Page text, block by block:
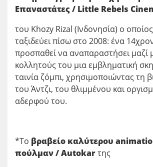
Επαναστάτες / Little Rebels
του Khozy Rizal (Ινδονησία) ο
ταξιδεύει πίσω στο 2008: ένα
προσπαθεί να αναπαραστήσει μαζί
κολλητούς του μια εμβληματική
ταινία ζόμπι, χρησιμοποιώντας τη
του Άντζι, του θλιμμένου και
αδερφού του.
*Το βραβείο καλύτερου
πούλμαν/ Autokarτης